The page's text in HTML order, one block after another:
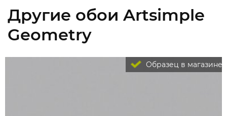
Другие обои Artsimple
Geometry
Образец в магазине